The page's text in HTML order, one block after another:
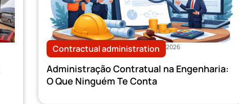
Contractual administration 2026
Administração Contratual na Engenharia:
O Que Ninguém Te Conta